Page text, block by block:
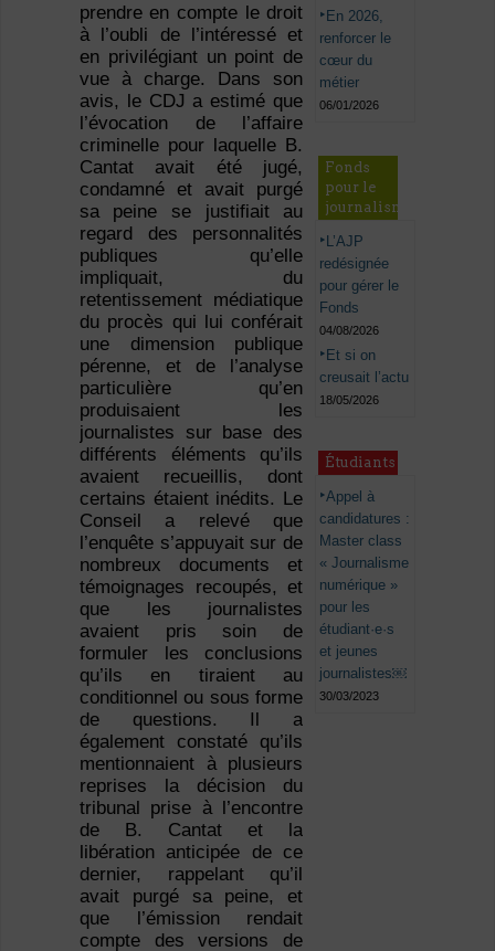
prendre en compte le droit
à l’oubli de l’intéressé et
en privilégiant un point de
vue à charge. Dans son
avis, le CDJ a estimé que
l’évocation de l’affaire
criminelle pour laquelle B.
Cantat avait été jugé,
condamné et avait purgé
sa peine se justifiait au
regard des personnalités
publiques qu’elle
impliquait, du
retentissement médiatique
du procès qui lui conférait
une dimension publique
pérenne, et de l’analyse
particulière qu’en
produisaient les
journalistes sur base des
différents éléments qu’ils
avaient recueillis, dont
certains étaient inédits. Le
Conseil a relevé que
l’enquête s’appuyait sur de
nombreux documents et
témoignages recoupés, et
que les journalistes
avaient pris soin de
formuler les conclusions
qu’ils en tiraient au
conditionnel ou sous forme
de questions. Il a
également constaté qu’ils
mentionnaient à plusieurs
reprises la décision du
tribunal prise à l’encontre
de B. Cantat et la
libération anticipée de ce
dernier, rappelant qu’il
avait purgé sa peine, et
que l’émission rendait
compte des versions de
En 2026,
renforcer le
cœur du
métier
06/01/2026
Fonds
pour le
journalisme
L’AJP
redésignée
pour gérer le
Fonds
04/08/2026
Et si on
creusait l’actu
18/05/2026
Étudiants
Appel à
candidatures :
Master class
« Journalisme
numérique »
pour les
étudiant·e·s
et jeunes
journalistes￼
30/03/2023